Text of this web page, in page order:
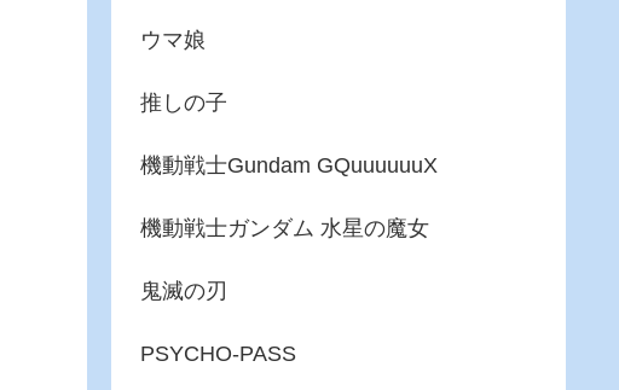
ウマ娘
推しの子
機動戦士Gundam GQuuuuuuX
機動戦士ガンダム 水星の魔女
鬼滅の刃
PSYCHO-PASS